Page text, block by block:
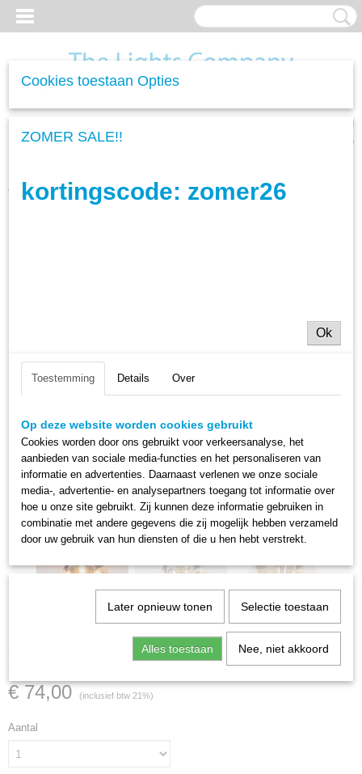
(0)
Home>Woonverlichting>Plafondlampen> Plafondlamp Gold Mix
- 3L
Plafondlamp Gold Mix - 3L
€ 74,00 (inclusief btw 21%)
Aantal
Cookies toestaan Opties
ZOMER SALE!!
kortingscode: zomer26
Ok
Toestemming Details Over
Op deze website worden cookies gebruikt
Cookies worden door ons gebruikt voor verkeersanalyse, het
aanbieden van sociale media-functies en het personaliseren van
informatie en advertenties. Daarnaast verlenen we onze sociale
media-, advertentie- en analysepartners toegang tot informatie over
hoe u onze site gebruikt. Zij kunnen deze informatie gebruiken in
combinatie met andere gegevens die zij mogelijk hebben verzameld
door uw gebruik van hun diensten of die u hen hebt verstrekt.
Later opnieuw tonen Selectie toestaan
Alles toestaan Nee, niet akkoord